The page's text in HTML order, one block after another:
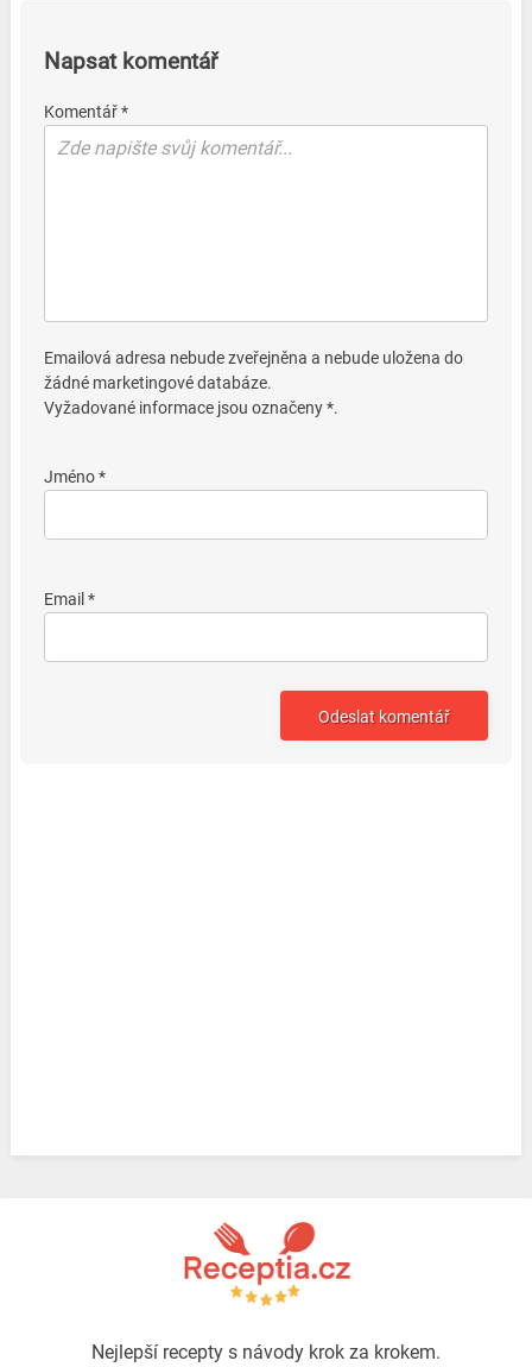
Napsat komentář
Komentář *
Emailová adresa nebude zveřejněna a nebude uložena do
žádné marketingové databáze.
Vyžadované informace jsou označeny *.
Jméno *
Email *
Nejlepší recepty s návody krok za krokem.